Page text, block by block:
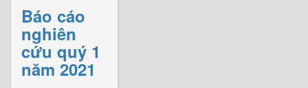
Báo cáo
nghiên
cứu quý 1
năm 2021